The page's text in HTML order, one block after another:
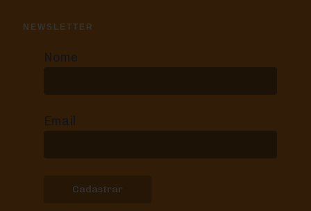
NEWSLETTER
Nome
Email